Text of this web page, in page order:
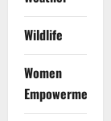
Wildlife
Women
Empowerment